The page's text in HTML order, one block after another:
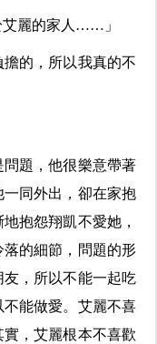
艾麗的家人……」
的，所以我真的不
題，他很樂意帶著
同外出，卻在家抱
抱怨翔凱不愛她，
的細節，問題的形
，所以不能一起吃
能做愛。艾麗不喜
，艾麗根本不喜歡